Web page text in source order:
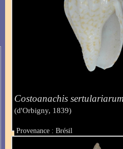
Costoanachis
(d'Orbigny, 1839)
Provenance : Brésil
Taille : 12 mm